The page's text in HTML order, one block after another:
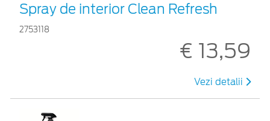
Spray de interior Clean Refresh
2753118
€ 13,59
Vezi detalii